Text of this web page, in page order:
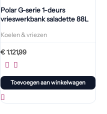
Polar G-serie 1-deurs
vrieswerkbank saladette 88L
Koelen & vriezen
€1.121,99
Toevoegen aan winkelwagen